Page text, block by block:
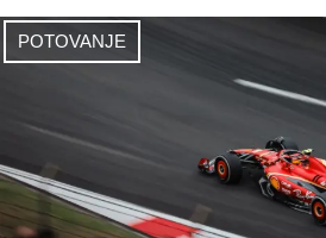
POTOVANJE